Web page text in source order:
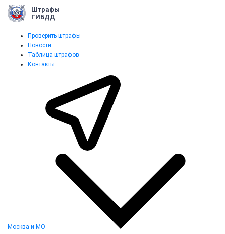
Штрафы
ГИБДД
Проверить штрафы
Новости
Таблица штрафов
Контакты
Москва и МО